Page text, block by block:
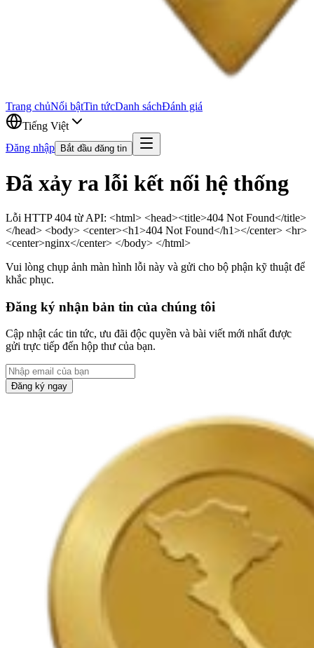
Trang chủNổi bậtTin tứcDanh sáchĐánh giá
Tiếng Việt
Đăng nhập
Bắt đầu đăng tin
Đã xảy ra lỗi kết nối hệ thống
Lỗi HTTP 404 từ API: <html> <head><title>404 Not Found</title>
</head> <body> <center><h1>404 Not Found</h1></center> <hr>
<center>nginx</center> </body> </html>
Vui lòng chụp ảnh màn hình lỗi này và gửi cho bộ phận kỹ thuật để
khắc phục.
Đăng ký nhận bản tin của chúng tôi
Cập nhật các tin tức, ưu đãi độc quyền và bài viết mới nhất được
gửi trực tiếp đến hộp thư của bạn.
Đăng ký ngay